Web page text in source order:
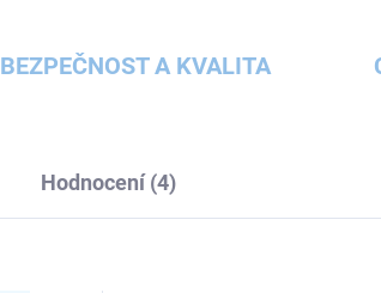
BEZPEČNOST A KVALITA
Hodnocení (4)